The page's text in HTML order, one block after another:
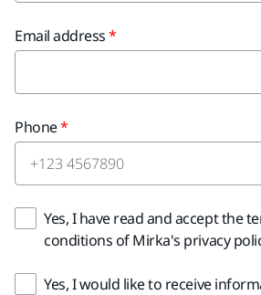
Email address
Phone
Yes, I have read and accept the
conditions of Mirka's privacy
Yes, I would like to receive